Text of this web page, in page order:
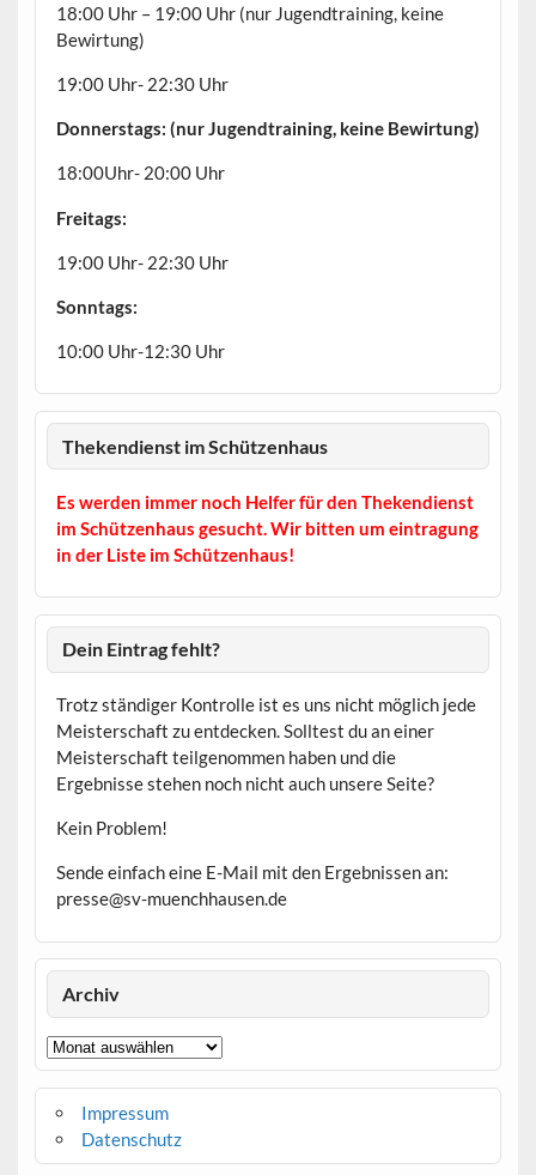
18:00 Uhr – 19:00 Uhr (nur Jugendtraining, keine
Bewirtung)
19:00 Uhr- 22:30 Uhr
Donnerstags: (nur Jugendtraining, keine Bewirtung)
18:00Uhr- 20:00 Uhr
Freitags:
19:00 Uhr- 22:30 Uhr
Sonntags:
10:00 Uhr-12:30 Uhr
Thekendienst im Schützenhaus
Es werden immer noch Helfer für den Thekendienst
im Schützenhaus gesucht. Wir bitten um eintragung
in der Liste im Schützenhaus!
Dein Eintrag fehlt?
Trotz ständiger Kontrolle ist es uns nicht möglich jede
Meisterschaft zu entdecken. Solltest du an einer
Meisterschaft teilgenommen haben und die
Ergebnisse stehen noch nicht auch unsere Seite?
Kein Problem!
Sende einfach eine E-Mail mit den Ergebnissen an:
presse@sv-muenchhausen.de
Archiv
Archiv
Impressum
Datenschutz